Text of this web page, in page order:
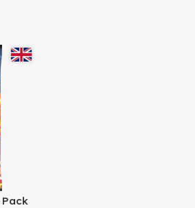
Pack